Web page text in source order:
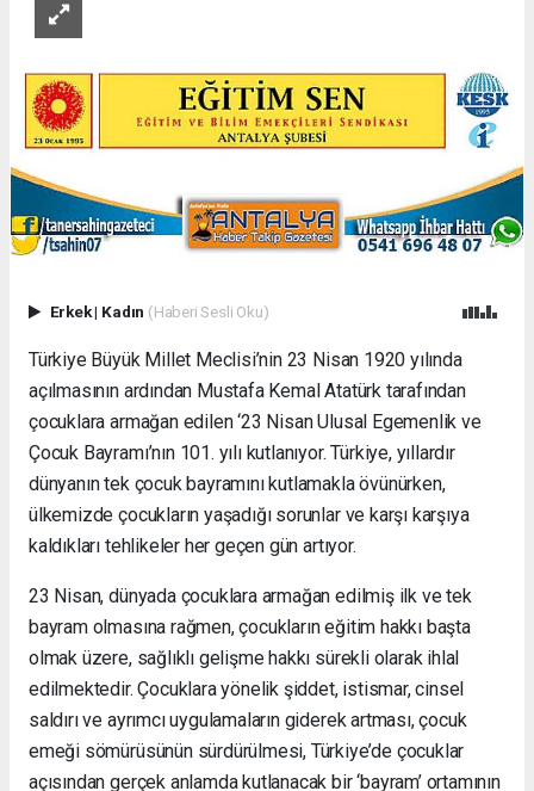
Erkek| Kadın (Haberi Sesli Oku)
Türkiye Büyük Millet Meclisi’nin 23 Nisan 1920 yılında
açılmasının ardından Mustafa Kemal Atatürk tarafından
çocuklara armağan edilen ‘23 Nisan Ulusal Egemenlik ve
Çocuk Bayramı’nın 101. yılı kutlanıyor. Türkiye, yıllardır
dünyanın tek çocuk bayramını kutlamakla övünürken,
ülkemizde çocukların yaşadığı sorunlar ve karşı karşıya
kaldıkları tehlikeler her geçen gün artıyor.
23 Nisan, dünyada çocuklara armağan edilmiş ilk ve tek
bayram olmasına rağmen, çocukların eğitim hakkı başta
olmak üzere, sağlıklı gelişme hakkı sürekli olarak ihlal
edilmektedir. Çocuklara yönelik şiddet, istismar, cinsel
saldırı ve ayrımcı uygulamaların giderek artması, çocuk
emeği sömürüsünün sürdürülmesi, Türkiye’de çocuklar
açısından gerçek anlamda kutlanacak bir ‘bayram’ ortamının